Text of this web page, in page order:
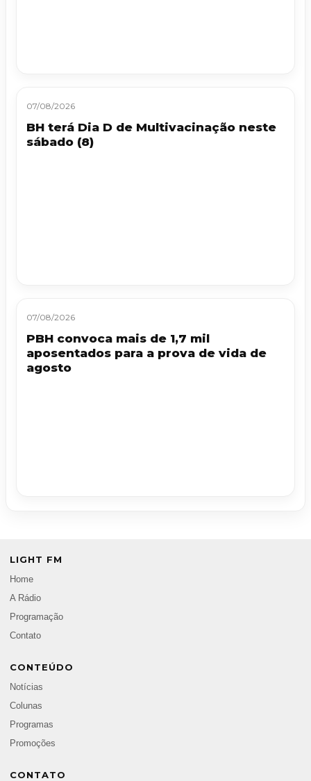
07/08/2026
BH terá Dia D de Multivacinação neste
sábado (8)
07/08/2026
PBH convoca mais de 1,7 mil
aposentados para a prova de vida de
agosto
LIGHT FM
Home
A Rádio
Programação
Contato
CONTEÚDO
Notícias
Colunas
Programas
Promoções
CONTATO